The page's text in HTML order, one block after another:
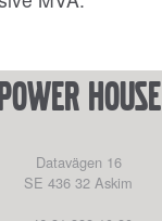
House
Datavägen 16
SE 436 32 Askim